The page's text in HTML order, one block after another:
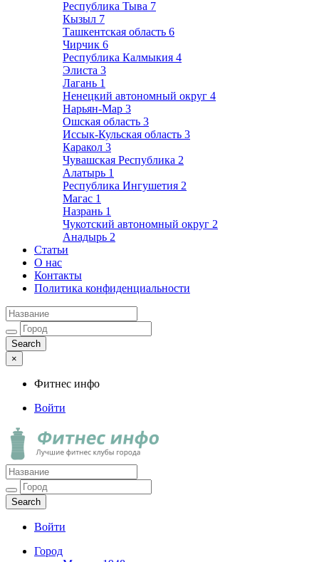
Республика Тыва 7
Кызыл 7
Ташкентская область 6
Чирчик 6
Республика Калмыкия 4
Элиста 3
Лагань 1
Ненецкий автономный округ 4
Нарьян-Мар 3
Ошская область 3
Иссык-Кульская область 3
Каракол 3
Чувашская Республика 2
Алатырь 1
Республика Ингушетия 2
Магас 1
Назрань 1
Чукотский автономный округ 2
Анадырь 2
Статьи
О нас
Контакты
Политика конфиденциальности
×
Фитнес инфо
Войти
Фитнес инфо
Лучшие фитнес клубы города
Войти
Город